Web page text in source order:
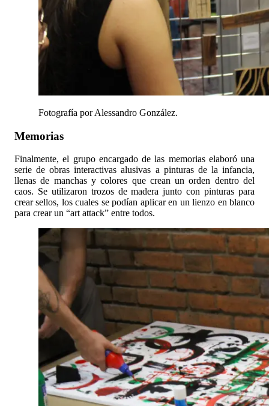
Fotografía por Alessandro González.
Memorias
Finalmente, el grupo encargado de las memorias elaboró una
serie de obras interactivas alusivas a pinturas de la infancia,
llenas de manchas y colores que crean un orden dentro del
caos. Se utilizaron trozos de madera junto con pinturas para
crear sellos, los cuales se podían aplicar en un lienzo en blanco
para crear un “art attack” entre todos.